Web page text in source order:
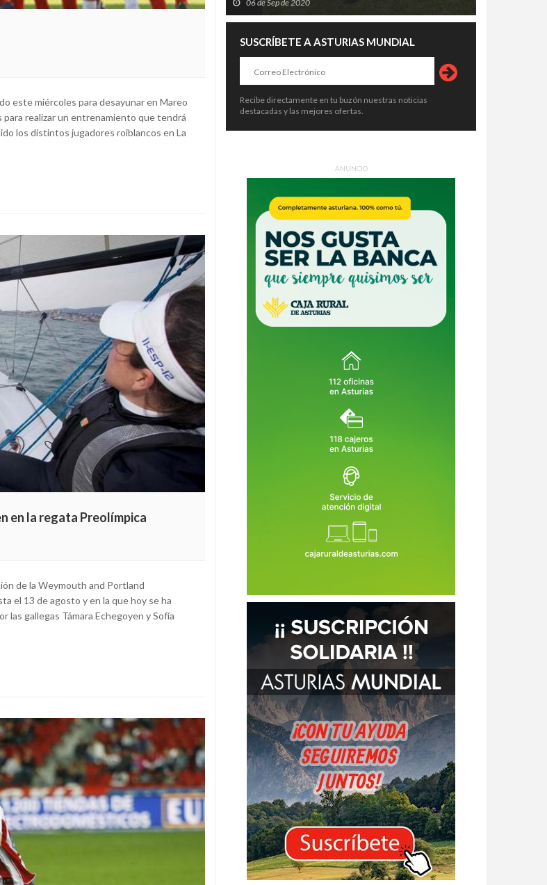
este miércoles para desayunar en Mareo
para realizar un entrenamiento que tendrá
los distintos jugadores roiblancos en La
en la regata Preolímpica
de la Weymouth and Portland
el 13 de agosto y en la que hoy se ha
las gallegas Támara Echegoyen y Sofía
06 de Sep de 2020
SUSCRÍBETE A ASTURIAS MUNDIAL
Recibe directamente en tu buzón nuestras noticias
destacadas y las mejores ofertas.
ANUNCIO